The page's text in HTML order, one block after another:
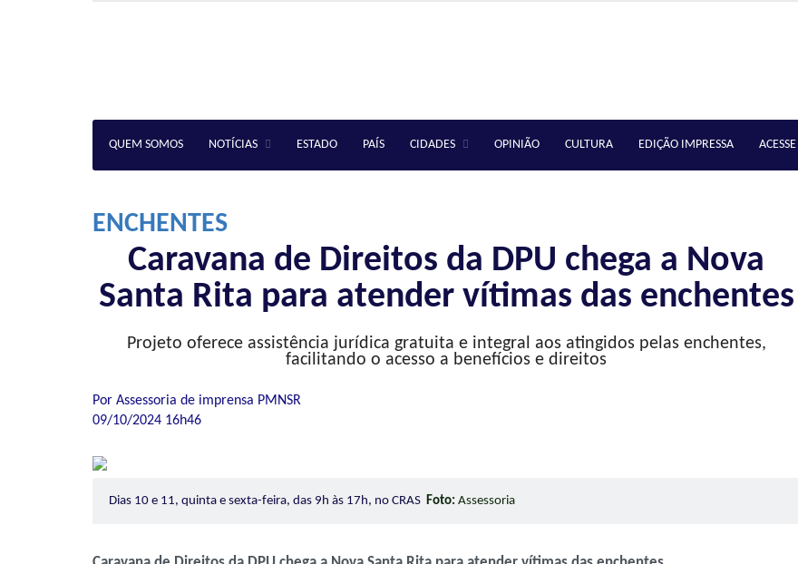
QUEM SOMOS NOTÍCIAS ESTADO PAÍS CIDADES OPINIÃO CULTURA EDIÇÃO IMPRESSA ACESSE
ENCHENTES
Caravana de Direitos da DPU chega a Nova
Santa Rita para atender vítimas das enchentes
Projeto oferece assistência jurídica gratuita e integral aos atingidos pelas enchentes,
facilitando o acesso a benefícios e direitos
Por Assessoria de imprensa PMNSR
09/10/2024 16h46
Dias 10 e 11, quinta e sexta-feira, das 9h às 17h, no CRAS Foto: Assessoria